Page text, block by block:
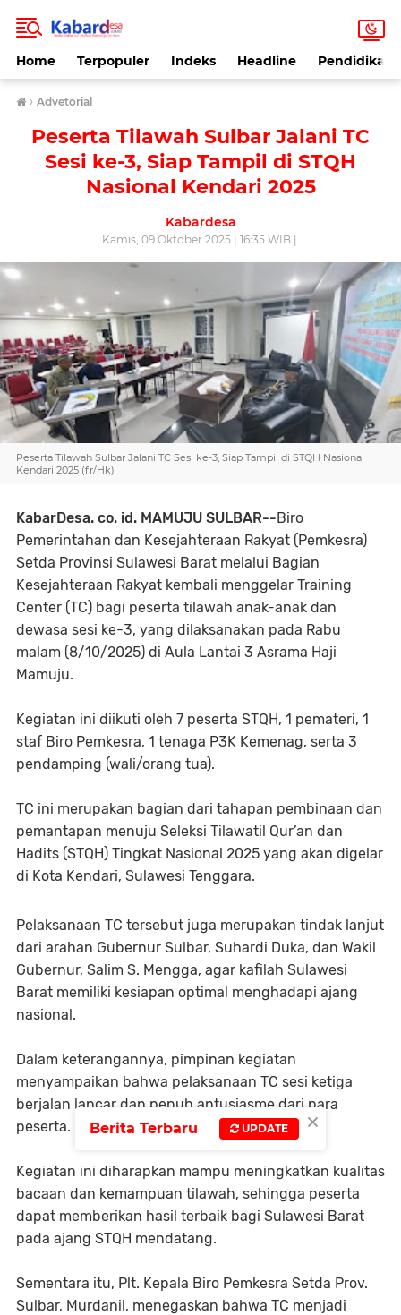
Home Terpopuler Indeks Headline Pendidikan
› Advetorial
Peserta Tilawah Sulbar Jalani TC
Sesi ke-3, Siap Tampil di STQH
Nasional Kendari 2025
Kabardesa
Kamis, 09 Oktober 2025 | 16:35 WIB |
Peserta Tilawah Sulbar Jalani TC Sesi ke-3, Siap Tampil di STQH Nasional
Kendari 2025 (fr/Hk)
KabarDesa. co. id. MAMUJU SULBAR--Biro
Pemerintahan dan Kesejahteraan Rakyat (Pemkesra)
Setda Provinsi Sulawesi Barat melalui Bagian
Kesejahteraan Rakyat kembali menggelar Training
Center (TC) bagi peserta tilawah anak-anak dan
dewasa sesi ke-3, yang dilaksanakan pada Rabu
malam (8/10/2025) di Aula Lantai 3 Asrama Haji
Mamuju.
Kegiatan ini diikuti oleh 7 peserta STQH, 1 pemateri, 1
staf Biro Pemkesra, 1 tenaga P3K Kemenag, serta 3
pendamping (wali/orang tua).
TC ini merupakan bagian dari tahapan pembinaan dan
pemantapan menuju Seleksi Tilawatil Qur’an dan
Hadits (STQH) Tingkat Nasional 2025 yang akan digelar
di Kota Kendari, Sulawesi Tenggara.
Pelaksanaan TC tersebut juga merupakan tindak lanjut
dari arahan Gubernur Sulbar, Suhardi Duka, dan Wakil
Gubernur, Salim S. Mengga, agar kafilah Sulawesi
Barat memiliki kesiapan optimal menghadapi ajang
nasional.
Dalam keterangannya, pimpinan kegiatan
menyampaikan bahwa pelaksanaan TC sesi ketiga
berjalan lancar dan penuh antusiasme dari para
peserta.
Kegiatan ini diharapkan mampu meningkatkan kualitas
bacaan dan kemampuan tilawah, sehingga peserta
dapat memberikan hasil terbaik bagi Sulawesi Barat
pada ajang STQH mendatang.
Sementara itu, Plt. Kepala Biro Pemkesra Setda Prov.
Sulbar, Murdanil, menegaskan bahwa TC menjadi
×
Berita Terbaru UPDATE